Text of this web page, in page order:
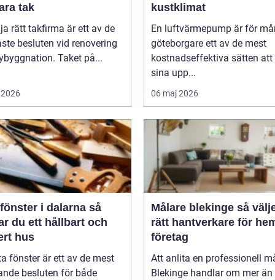
tak
rätt takfirma är ett av de
besluten vid renovering
Taket på...
kustklimat
En luftvärmepump är för
göteborgare ett av de mest
kostnadseffektiva sätten att
sina upp...
06 maj 2026
i dalarna så
du ett hållbart och
hus
fönster är ett av de mest
besluten för både
Målare blekinge så väljer du
rätt hantverkare för
företag
Att anlita en professionell
Blekinge handlar om mer